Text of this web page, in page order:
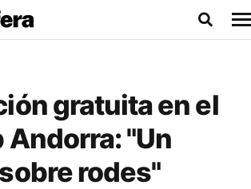
gratuita en el
Andorra: "Un
rodes"